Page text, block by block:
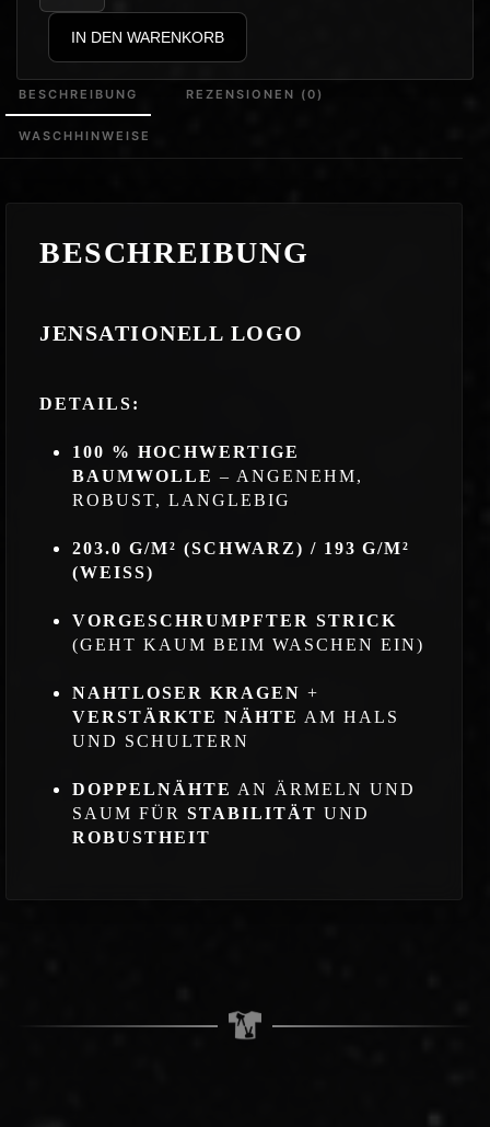
–
Jenny
Logo
Menge
IN DEN WARENKORB
BESCHREIBUNG REZENSIONEN (0)
WASCHHINWEISE
BESCHREIBUNG
JENSATIONELL LOGO
DETAILS:
100 % HOCHWERTIGE
BAUMWOLLE – ANGENEHM,
ROBUST, LANGLEBIG
203.0 G/M² (SCHWARZ) / 193 G/M²
(WEISS)
VORGESCHRUMPFTER STRICK
(GEHT KAUM BEIM WASCHEN EIN)
NAHTLOSER KRAGEN +
VERSTÄRKTE NÄHTE AM HALS
UND SCHULTERN
DOPPELNÄHTE AN ÄRMELN UND
SAUM FÜR STABILITÄT UND
ROBUSTHEIT